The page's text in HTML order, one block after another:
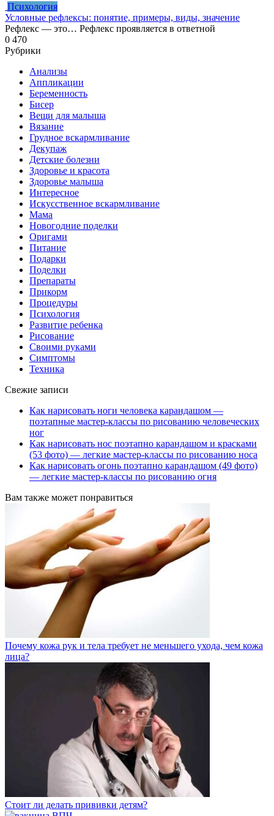
Психология
Условные рефлексы: понятие, примеры, виды, значение
Рефлекс — это… Рефлекс проявляется в ответной
0 470
Рубрики
Анализы
Аппликации
Беременность
Бисер
Вещи для малыша
Вязание
Грудное вскармливание
Декупаж
Детские болезни
Здоровье и красота
Здоровье малыша
Интересное
Искусственное вскармливание
Мама
Новогодние поделки
Оригами
Питание
Подарки
Поделки
Препараты
Прикорм
Процедуры
Психология
Развитие ребенка
Рисование
Своими руками
Симптомы
Техника
Свежие записи
Как нарисовать ноги человека карандашом —
поэтапные мастер-классы по рисованию человеческих
ног
Как нарисовать нос поэтапно карандашом и красками
(53 фото) — легкие мастер-классы по рисованию носа
Как нарисовать огонь поэтапно карандашом (49 фото)
— легкие мастер-классы по рисованию огня
Вам также может понравиться
Почему кожа рук и тела требует не меньшего ухода, чем кожа
лица?
Стоит ли делать прививки детям?